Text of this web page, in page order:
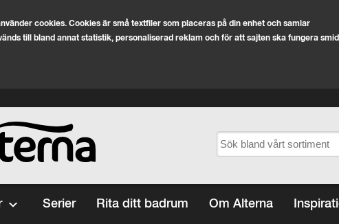
cookies. Cookies är små textfiler som placeras på din enhet och samlar
till bland annat statistik, personaliserad reklam och för att sajten ska fungera
Serier Rita ditt badrum Om Alterna